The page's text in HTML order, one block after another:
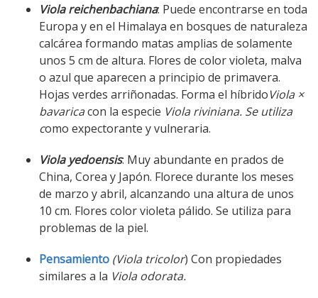
Viola reichenbachiana: Puede encontrarse en toda
Europa y en el Himalaya en bosques de naturaleza
calcárea formando matas amplias de solamente
unos 5 cm de altura. Flores de color violeta, malva
o azul que aparecen a principio de primavera.
Hojas verdes arriñonadas. Forma el híbridoViola ×
bavaricacon la especie Viola riviniana. Se utiliza
como expectorante y vulneraria.
Viola yedoensis: Muy abundante en prados de
China, Corea y Japón. Florece durante los meses
de marzo y abril, alcanzando una altura de unos
10 cm. Flores color violeta pálido. Se utiliza para
problemas de la piel.
Pensamiento (Viola tricolor) Con propiedades
similares a la Viola odorata.